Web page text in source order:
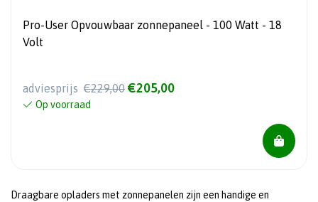
Pro-User Opvouwbaar zonnepaneel - 100 Watt - 18
Volt
adviesprijs €229,00 €205,00
Op voorraad
Draagbare opladers met zonnepanelen zijn een handige en